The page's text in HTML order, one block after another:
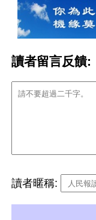
讀者留言反饋:
讀者暱稱: